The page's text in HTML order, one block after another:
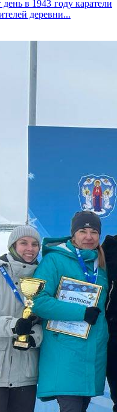
в 1943 году каратели
деревни...